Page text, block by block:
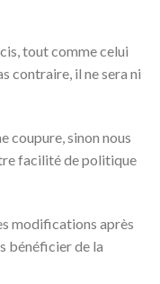
tout comme celui
contraire, il ne sera ni
coupure, sinon nous
facilité de politique
modifications après
bénéficier de la